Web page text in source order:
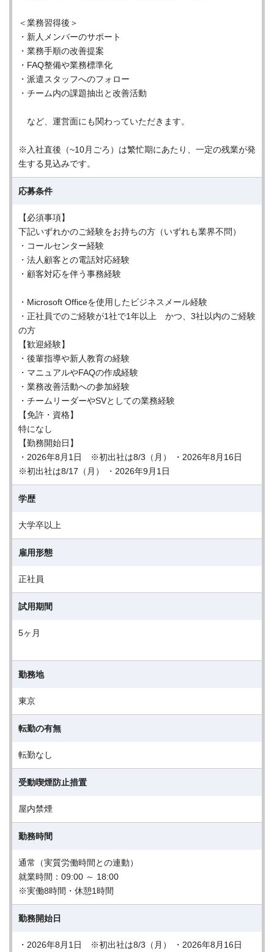
＜業務習得後＞
・新人メンバーのサポート
・業務手順の改善提案
・FAQ整備や業務標準化
・派遣スタッフへのフォロー
・チーム内の課題抽出と改善活動
など、運営面にも関わっていただきます。
※入社直後（~10月ごろ）は繁忙期にあたり、一定の残業が発
生する見込みです。
応募条件
【必須事項】
下記いずれかのご経験をお持ちの方（いずれも業界不問）
・コールセンター経験
・法人顧客との電話対応経験
・顧客対応を伴う事務経験
・Microsoft Officeを使用したビジネスメール経験
・正社員でのご経験が1社で1年以上 かつ、3社以内のご経験
の方
【歓迎経験】
・後輩指導や新人教育の経験
・マニュアルやFAQの作成経験
・業務改善活動への参加経験
・チームリーダーやSVとしての業務経験
【免許・資格】
特になし
【勤務開始日】
・2026年8月1日 ※初出社は8/3（月） ・2026年8月16日
※初出社は8/17（月） ・2026年9月1日
学歴
大学卒以上
雇用形態
正社員
試用期間
5ヶ月
勤務地
東京
転勤の有無
転勤なし
受動喫煙防止措置
屋内禁煙
勤務時間
通常（実質労働時間との連動）
就業時間：09:00 ～ 18:00
※実働8時間・休憩1時間
勤務開始日
・2026年8月1日 ※初出社は8/3（月） ・2026年8月16日